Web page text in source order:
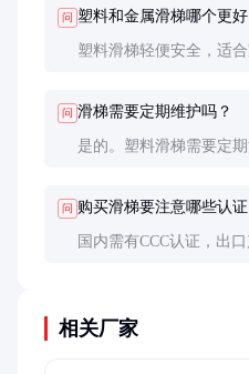
问 塑料和金属滑梯哪个更好
塑料滑梯轻便安全，适
问 滑梯需要定期维护吗？
是的。塑料滑梯需要定
问 购买滑梯要注意哪些认证
国内需有CCC认证，出
相关厂家